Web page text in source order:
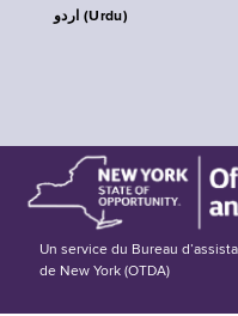
اردو (Urdu)
Un service du Bureau
de New York (OTDA)